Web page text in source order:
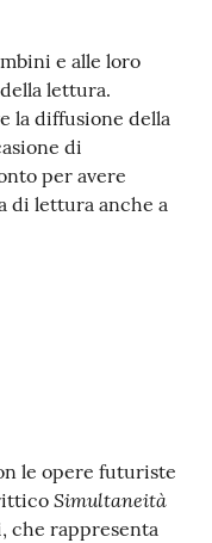
e alle loro
lettura.
la diffusione della
di
per avere
di lettura anche a
le opere futuriste
Simultaneità
che rappresenta